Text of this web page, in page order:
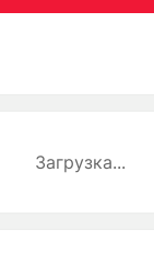
Загрузка...